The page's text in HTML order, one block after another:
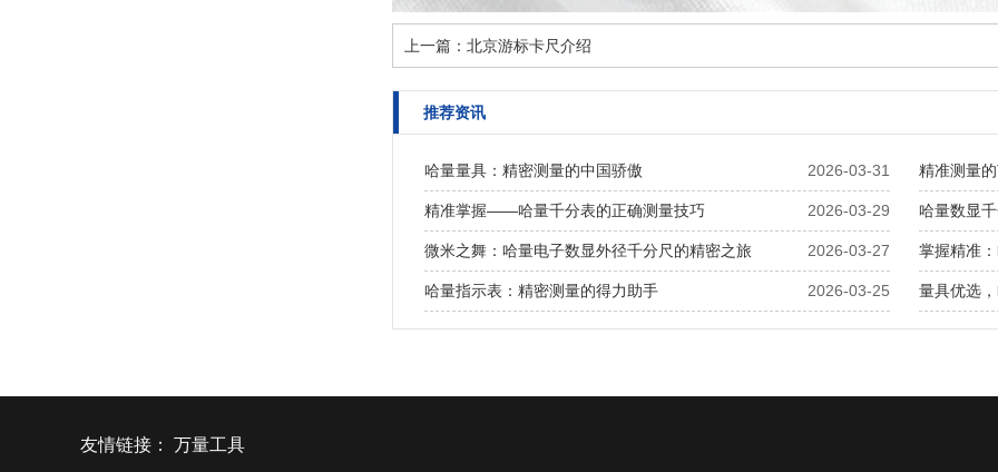
上一篇： 北京游标卡尺介绍
推荐资讯
2026-03-31
哈量量具：精密测量的中国骄傲 精准测量
2026-03-29
精准掌握——哈量千分表的正确测量技巧 哈量数显
2026-03-27
微米之舞：哈量电子数显外径千分尺的精密之旅 掌握精准
2026-03-25
哈量指示表：精密测量的得力助手 量具优选
友情链接： 万量工具